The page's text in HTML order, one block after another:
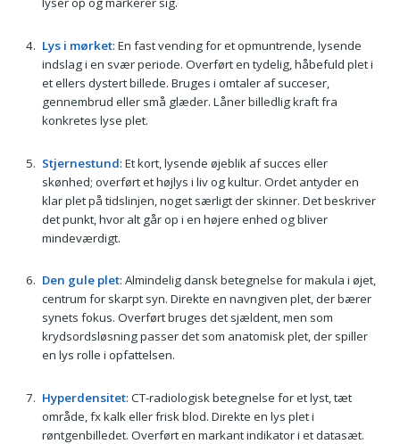
Lys i mørket: En fast vending for et opmuntrende, lysende
indslag i en svær periode. Overført en tydelig, håbefuld plet i
et ellers dystert billede. Bruges i omtaler af succeser,
gennembrud eller små glæder. Låner billedlig kraft fra
konkretes lyse plet.
Stjernestund: Et kort, lysende øjeblik af succes eller
skønhed; overført et højlys i liv og kultur. Ordet antyder en
klar plet på tidslinjen, noget særligt der skinner. Det beskriver
det punkt, hvor alt går op i en højere enhed og bliver
mindeværdigt.
Den gule plet: Almindelig dansk betegnelse for makula i øjet,
centrum for skarpt syn. Direkte en navngiven plet, der bærer
synets fokus. Overført bruges det sjældent, men som
krydsordsløsning passer det som anatomisk plet, der spiller
en lys rolle i opfattelsen.
Hyperdensitet: CT-radiologisk betegnelse for et lyst, tæt
område, fx kalk eller frisk blod. Direkte en lys plet i
røntgenbilledet. Overført en markant indikator i et datasæt.